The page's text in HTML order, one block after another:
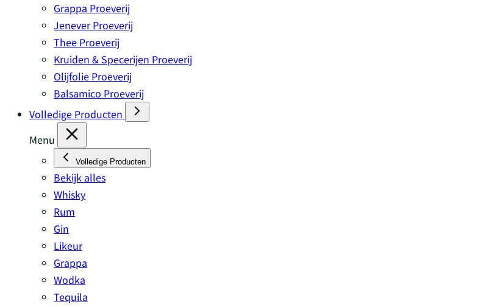
Grappa Proeverij
Jenever Proeverij
Thee Proeverij
Kruiden & Specerijen Proeverij
Olijfolie Proeverij
Balsamico Proeverij
Volledige Producten
Menu
Volledige Producten
Bekijk alles
Whisky
Rum
Gin
Likeur
Grappa
Wodka
Tequila